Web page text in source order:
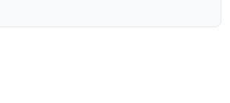
务，降低燃油和停车费用。